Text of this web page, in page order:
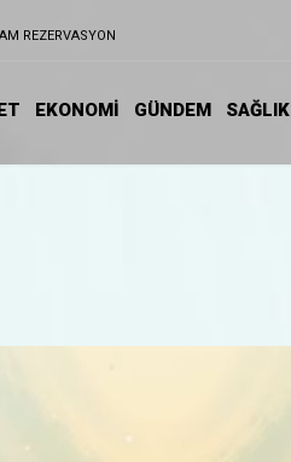
REZERVASYON
EKONOMİ GÜNDEM SAĞLIK